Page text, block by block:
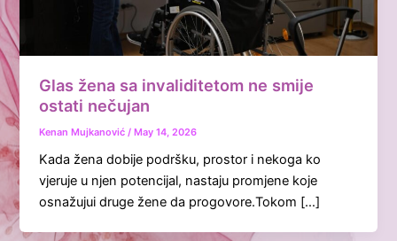
Glas žena sa invaliditetom ne smije
ostati nečujan
Kenan Mujkanović/May 14, 2026
Kada žena dobije podršku, prostor i nekoga ko
vjeruje u njen potencijal, nastaju promjene koje
osnažujui druge žene da progovore.Tokom […]